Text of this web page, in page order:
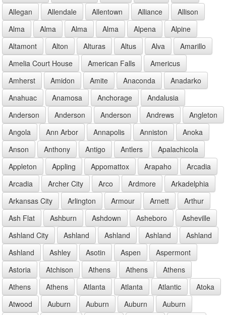
Allegan
Allendale Allentown Alliance
Allison
Alma
Alma Alma Alma Alpena
Alpine
Altamont
Alton Alturas Altus Alva
Amarillo
Amelia Court House
American Falls
Americus
Amherst
Amidon Amite Anaconda
Anadarko
Anahuac
Anamosa Anchorage
Andalusia
Anderson
Anderson Anderson Andrews
Angleton
Angola
Ann Arbor Annapolis Anniston
Anoka
Anson
Anthony Antigo Antlers
Apalachicola
Appleton
Appling Appomattox Arapaho
Arcadia
Arcadia
Archer City Arco Ardmore
Arkadelphia
Arkansas City
Arlington Armour Arnett
Arthur
Ash Flat
Ashburn Ashdown Asheboro
Asheville
Ashland City
Ashland Ashland Ashland
Ashland
Ashland
Ashley Asotin Aspen
Aspermont
Astoria
Atchison Athens Athens
Athens
Athens
Athens Atlanta Atlanta Atlantic
Atoka
Atwood
Auburn Auburn Auburn
Auburn